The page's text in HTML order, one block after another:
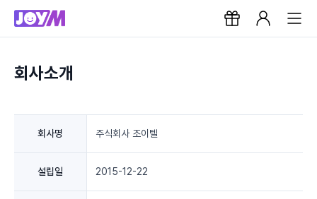
회사소개
회사명 주식회사 조이텔
설립일 2015-12-22